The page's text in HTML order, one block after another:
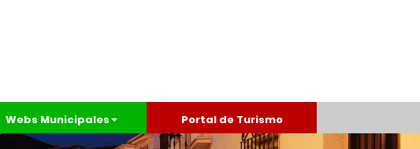
Webs Municipales Portal de Turismo